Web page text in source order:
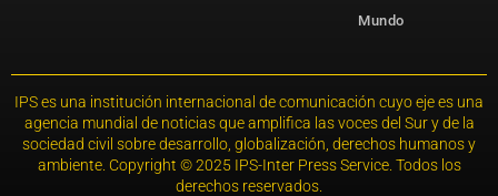
Mundo
IPS es una institución internacional de comunicación cuyo eje es una
agencia mundial de noticias que amplifica las voces del Sur y de la
sociedad civil sobre desarrollo, globalización, derechos humanos y
ambiente. Copyright © 2025 IPS-Inter Press Service. Todos los
derechos reservados.